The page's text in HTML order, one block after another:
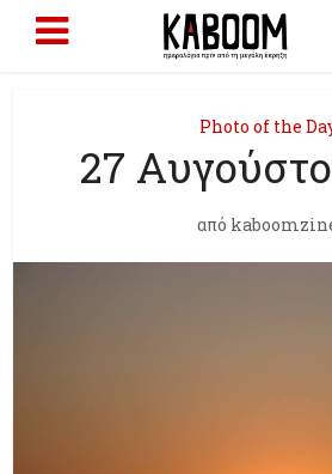
Photo of the
27
από